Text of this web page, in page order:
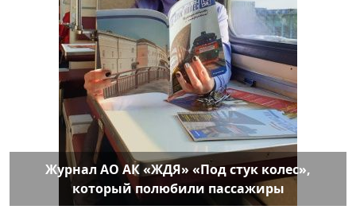
Журнал АО АК «ЖДЯ» «Под стук колес»,
который полюбили пассажиры